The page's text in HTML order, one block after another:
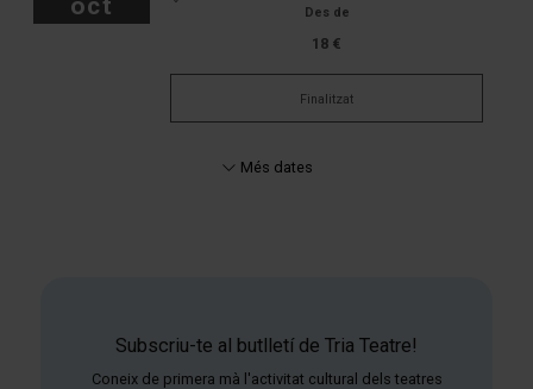
Des de
18 €
Finalitzat
Més dates
Subscriu-te al butlletí de Tria Teatre!
Coneix de primera mà l'activitat cultural dels teatres